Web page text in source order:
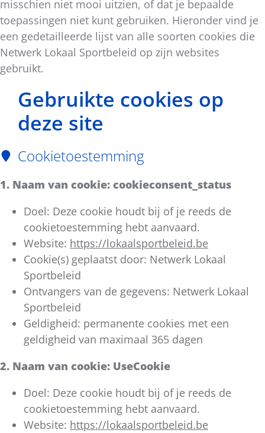
misschien niet mooi uitzien, of dat je bepaalde
toepassingen niet kunt gebruiken. Hieronder vind je
een gedetailleerde lijst van alle soorten cookies die
Netwerk Lokaal Sportbeleid op zijn websites
gebruikt.
Gebruikte cookies op
deze site
Cookietoestemming
1. Naam van cookie: cookieconsent_status
Doel: Deze cookie houdt bij of je reeds de
cookietoestemming hebt aanvaard.
Website: https://lokaalsportbeleid.be
Cookie(s) geplaatst door: Netwerk Lokaal
Sportbeleid
Ontvangers van de gegevens: Netwerk Lokaal
Sportbeleid
Geldigheid: permanente cookies met een
geldigheid van maximaal 365 dagen
2. Naam van cookie: UseCookie
Doel: Deze cookie houdt bij of je reeds de
cookietoestemming hebt aanvaard.
Website: https://lokaalsportbeleid.be